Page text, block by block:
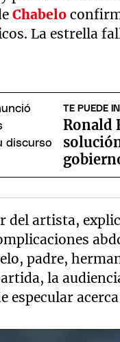
Chabelo
La estrella
TE PUEDE
Ronald
del artista,
padre,
la
especular